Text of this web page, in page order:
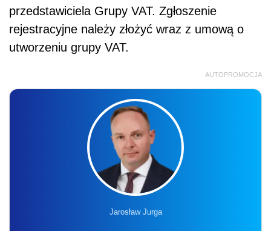
przedstawiciela Grupy VAT. Zgłoszenie
rejestracyjne należy złożyć wraz z umową o
utworzeniu grupy VAT.
AUTOPROMOCJA
Jarosław Jurga